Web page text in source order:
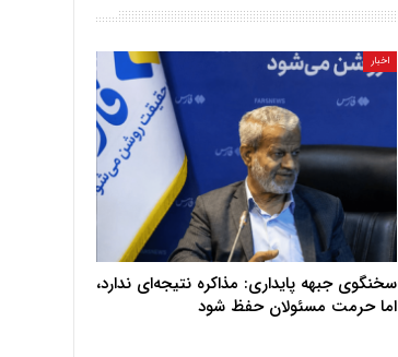
اخبار
سخنگوی جبهه پایداری: مذاکره نتیجه‌ای ندارد،
اما حرمت مسئولان حفظ شود